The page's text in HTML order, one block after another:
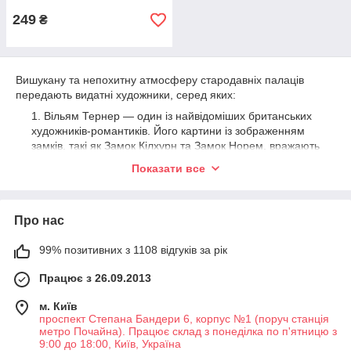
249 ₴
Вишукану та непохитну атмосферу стародавніх палаців
передають видатні художники, серед яких:
Вільям Тернер — один із найвідоміших британських
художників-романтиків. Його картини із зображенням
замків, такі як Замок Кілхурн та Замок Норем, вражають
прикладом романтичного бачення природи.
Джон Констебл — англійський митець, котрий часто
робота Замок Гедінгем вражає реалістичністю та
Картина по номерам замок зачаровує величчю й
таємничістю. У нашому каталозі представлено безліч сюжетів
із різних куточків світу:
Показати все
Про нас
99% позитивних з 1108 відгуків за рік
Працює з 26.09.2013
м. Київ
проспект Степана Бандери 6, корпус №1 (поруч станція
метро Почайна). Працює склад з понеділка по п'ятницю з
9:00 до 18:00, Київ, Україна